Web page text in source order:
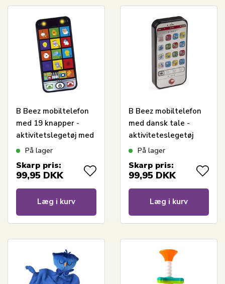
B Beez mobiltelefon
med 19 knapper -
aktivitetslegetøj med
lys og lyd - fra 12 mdr.
På lager
Skarp pris:
99,95 DKK
Læg i kurv
B Beez mobiltelefon
med dansk tale -
aktiviteteslegetøj
med lyd - fra 12 mdr.
På lager
Skarp pris:
99,95 DKK
Læg i kurv